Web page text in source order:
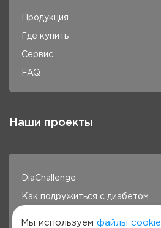
Продукция
Где купить
Сервис
FAQ
Наши проекты
DiaChallenge
Как подружиться с диабетом
Мы используем файлы cookie